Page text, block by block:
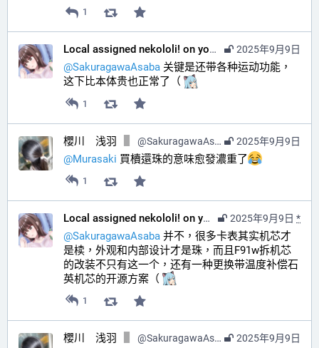
1
2025年9月9日
Local assigned nekololi! on your timeline :nacholook:
@SakuragawaAsaba 关键是还带各种运动功能，
这下比本体贵也正常了（
1
2025年9月9日
櫻川 浅羽 @SakuragawaAsaba@hub.sakuragawa.moe
@Murasaki 買櫝還珠的意味愈發濃重了
1
2025年9月9日 *
Local assigned nekololi! on your timeline :nacholook:
@SakuragawaAsaba 并不，很多卡表其实机芯才
是椟，外观和内部设计才是珠，而且F91w拆机芯
的改装不只有这一个，还有一种更换带温度补偿石
英机芯的开源方案（
1
2025年9月9日
櫻川 浅羽 @SakuragawaAsaba@hub.sakuragawa.moe